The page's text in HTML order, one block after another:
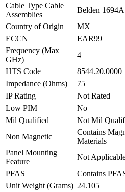
Cable Type Cable
Assemblies
Belden 1694A
Country of Origin
MX
ECCN
EAR99
Frequency (Max
GHz)
4
HTS Code
8544.20.0000
Impedance (Ohms)
75
IP Rating
Not Rated
Low PIM
No
Mil Qualified
Not Mil
Non Magnetic
Contains
Materials
Panel Mounting
Feature
Not
PFAS
Contains
Unit Weight (Grams) 24.105